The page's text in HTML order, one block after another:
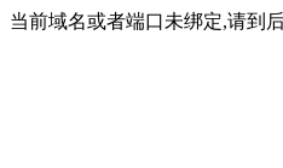
当前域名或者端口未绑定,请到